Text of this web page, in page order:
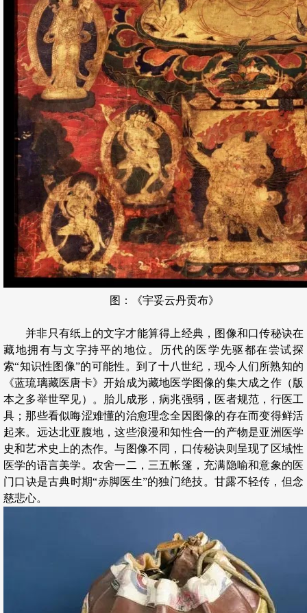
图：《宇妥云丹贡布》
并非只有纸上的文字才能算得上经典，图像和口传秘诀在
藏地拥有与文字持平的地位。历代的医学先驱都在尝试探
索“知识性图像”的可能性。到了十八世纪，现今人们所熟知的
《蓝琉璃藏医唐卡》开始成为藏地医学图像的集大成之作（版
本之多举世罕见）。胎儿成形，病兆强弱，医者规范，行医工
具；那些看似晦涩难懂的治愈理念全因图像的存在而变得鲜活
起来。远达北亚腹地，这些浪漫和知性合一的产物是亚洲医学
史和艺术史上的杰作。与图像不同，口传秘诀则呈现了区域性
医学的语言美学。农舍一二，三五帐篷，充满隐喻和意象的医
门口诀是古典时期“赤脚医生”的独门绝技。甘露不轻传，但念
慈悲心。